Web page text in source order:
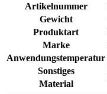
Artikelnummer
Gewicht
Produktart
Marke
Anwendungstemperatur
Sonstiges
Material